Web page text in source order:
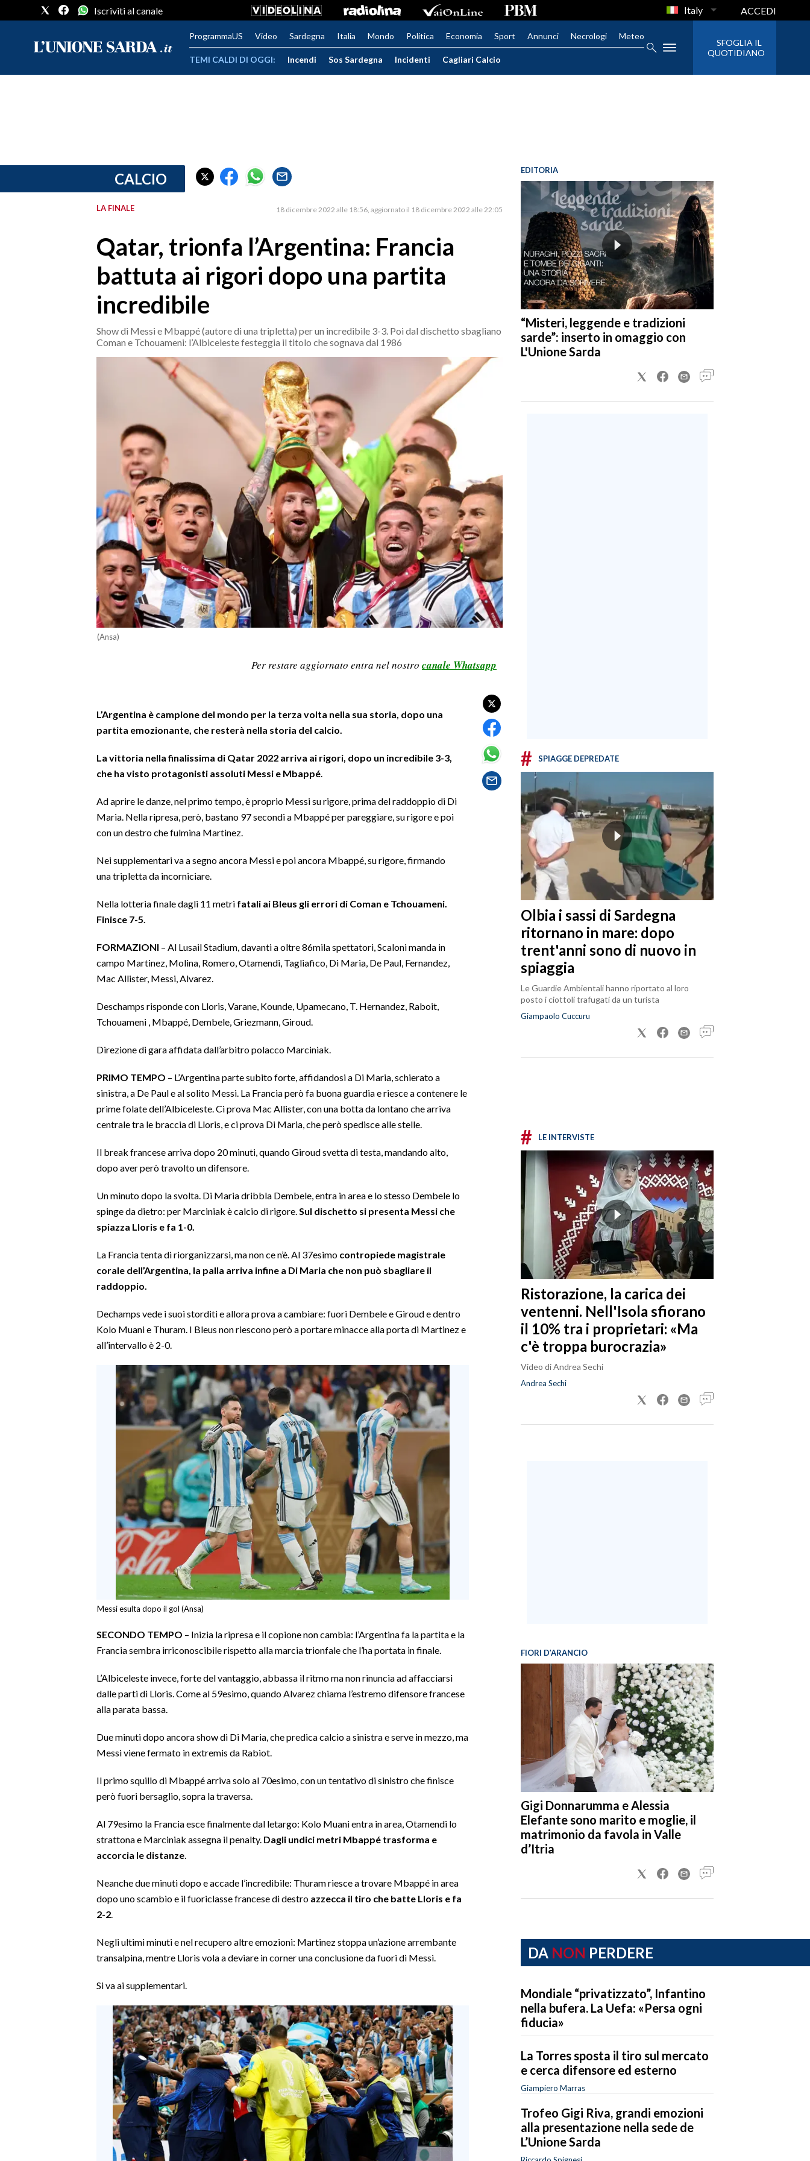
PROVINCIA DI CAGLIARI
ORISTANO E PROVINCIA
Iscriviti al canale Italy ACCEDI
ProgrammaUS Video Sardegna Italia Mondo Politica Economia Sport Annunci Necrologi Meteo
TEMI CALDI DI OGGI: Incendi Sos Sardegna Incidenti Cagliari Calcio
SFOGLIA IL
QUOTIDIANO
CALCIO
LA FINALE 18 dicembre 2022 alle 18:56 aggiornato il 18 dicembre 2022 alle 22:05
Qatar, trionfa l’Argentina: Francia
battuta ai rigori dopo una partita
incredibile
Show di Messi e Mbappé (autore di una tripletta) per un incredibile 3-3. Poi dal dischetto sbagliano
Coman e Tchouameni: l’Albiceleste festeggia il titolo che sognava dal 1986
(Ansa)
Per restare aggiornato entra nel nostro canale Whatsapp
L’Argentina è campione del mondo per la terza volta nella sua storia, dopo una
partita emozionante, che resterà nella storia del calcio.
La vittoria nella finalissima di Qatar 2022 arriva ai rigori, dopo un incredibile 3-3,
che ha visto protagonisti assoluti Messi e Mbappé.
Ad aprire le danze, nel primo tempo, è proprio Messi su rigore, prima del raddoppio di Di
Maria. Nella ripresa, però, bastano 97 secondi a Mbappé per pareggiare, su rigore e poi
con un destro che fulmina Martinez.
Nei supplementari va a segno ancora Messi e poi ancora Mbappé, su rigore, firmando
una tripletta da incorniciare.
Nella lotteria finale dagli 11 metri fatali ai Bleus gli errori di Coman e Tchouameni.
Finisce 7-5.
FORMAZIONI – Al Lusail Stadium, davanti a oltre 86mila spettatori, Scaloni manda in
campo Martinez, Molina, Romero, Otamendi, Tagliafico, Di Maria, De Paul, Fernandez,
Mac Allister, Messi, Alvarez.
Deschamps risponde con Lloris, Varane, Kounde, Upamecano, T. Hernandez, Raboit,
Tchouameni , Mbappé, Dembele, Griezmann, Giroud.
Direzione di gara affidata dall’arbitro polacco Marciniak.
PRIMO TEMPO – L’Argentina parte subito forte, affidandosi a Di Maria, schierato a
sinistra, a De Paul e al solito Messi. La Francia però fa buona guardia e riesce a contenere le
prime folate dell’Albiceleste. Ci prova Mac Allister, con una botta da lontano che arriva
centrale tra le braccia di Lloris, e ci prova Di Maria, che però spedisce alle stelle.
Il break francese arriva dopo 20 minuti, quando Giroud svetta di testa, mandando alto,
dopo aver però travolto un difensore.
Un minuto dopo la svolta. Di Maria dribbla Dembele, entra in area e lo stesso Dembele lo
spinge da dietro: per Marciniak è calcio di rigore.Sul dischetto si presenta Messi che
spiazza Lloris e fa 1-0.
La Francia tenta di riorganizzarsi, ma non ce n’è. Al 37esimo contropiede magistrale
corale dell’Argentina, la palla arriva infine a Di Maria che non può sbagliare il
raddoppio.
Dechamps vede i suoi storditi e allora prova a cambiare: fuori Dembele e Giroud e dentro
Kolo Muani e Thuram. I Bleus non riescono però a portare minacce alla porta di Martinez e
all’intervallo è 2-0.
Messi esulta dopo il gol (Ansa)
SECONDO TEMPO – Inizia la ripresa e il copione non cambia: l’Argentina fa la partita e la
Francia sembra irriconoscibile rispetto alla marcia trionfale che l’ha portata in finale.
L’Albiceleste invece, forte del vantaggio, abbassa il ritmo ma non rinuncia ad affacciarsi
dalle parti di Lloris. Come al 59esimo, quando Alvarez chiama l’estremo difensore francese
alla parata bassa.
Due minuti dopo ancora show di Di Maria, che predica calcio a sinistra e serve in mezzo, ma
Messi viene fermato in extremis da Rabiot.
Il primo squillo di Mbappé arriva solo al 70esimo, con un tentativo di sinistro che finisce
però fuori bersaglio, sopra la traversa.
Al 79esimo la Francia esce finalmente dal letargo: Kolo Muani entra in area, Otamendi lo
strattona e Marciniak assegna il penalty. Dagli undici metri Mbappé trasforma e
accorcia le distanze.
Neanche due minuti dopo e accade l’incredibile: Thuram riesce a trovare Mbappé in area
dopo uno scambio e il fuoriclasse francese di destro azzecca il tiro che batte Lloris e fa
2-2.
Negli ultimi minuti e nel recupero altre emozioni: Martinez stoppa un’azione arrembante
transalpina, mentre Lloris vola a deviare in corner una conclusione da fuori di Messi.
Si va ai supplementari.
EDITORIA
“Misteri, leggende e tradizioni
sarde”: inserto in omaggio con
L'Unione Sarda
# SPIAGGE DEPREDATE
Olbia i sassi di Sardegna
ritornano in mare: dopo
trent'anni sono di nuovo in
spiaggia
Le Guardie Ambientali hanno riportato al loro
posto i ciottoli trafugati da un turista
Giampaolo Cuccuru
# LE INTERVISTE
Ristorazione, la carica dei
ventenni. Nell'Isola sfiorano
il 10% tra i proprietari: «Ma
c'è troppa burocrazia»
Video di Andrea Sechi
Andrea Sechi
FIORI D’ARANCIO
Gigi Donnarumma e Alessia
Elefante sono marito e moglie, il
matrimonio da favola in Valle
d’Itria
DA NON PERDERE
Mondiale “privatizzato”, Infantino
nella bufera. La Uefa: «Persa ogni
fiducia»
La Torres sposta il tiro sul mercato
e cerca difensore ed esterno
Giampiero Marras
Trofeo Gigi Riva, grandi emozioni
alla presentazione nella sede de
L’Unione Sarda